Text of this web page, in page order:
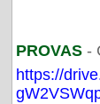
PROVAS-
https://